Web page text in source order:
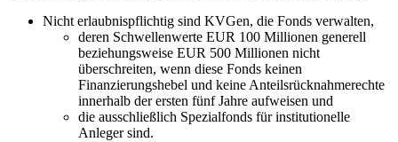
Nicht erlaubnispflichtig sind KVGen, die Fonds verwalten,
deren Schwellenwerte EUR 100 Millionen generell
beziehungsweise EUR 500 Millionen nicht
überschreiten, wenn diese Fonds keinen
Finanzierungshebel und keine Anteilsrücknahmerechte
innerhalb der ersten fünf Jahre aufweisen und
die ausschließlich Spezialfonds für institutionelle
Anleger sind.